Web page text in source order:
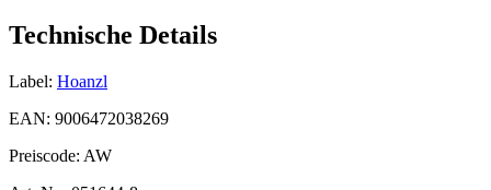
Technische Details
Label: Hoanzl
EAN: 9006472038269
Preiscode: AW